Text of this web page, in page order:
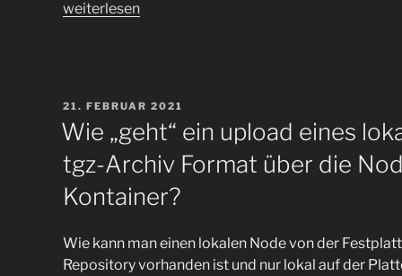
„NodeRed
in
Version
4.0.3
auch
für
Raspberry
Pi
weiterlesen
VERÖFFENTLICHT
21. FEBRUAR 2021
Wie „geht“ ein upload eines
tgz-Archiv Format über die
Kontainer?
Wie kann man einen lokalen Node von der
Repository vorhanden ist und nur lokal auf der